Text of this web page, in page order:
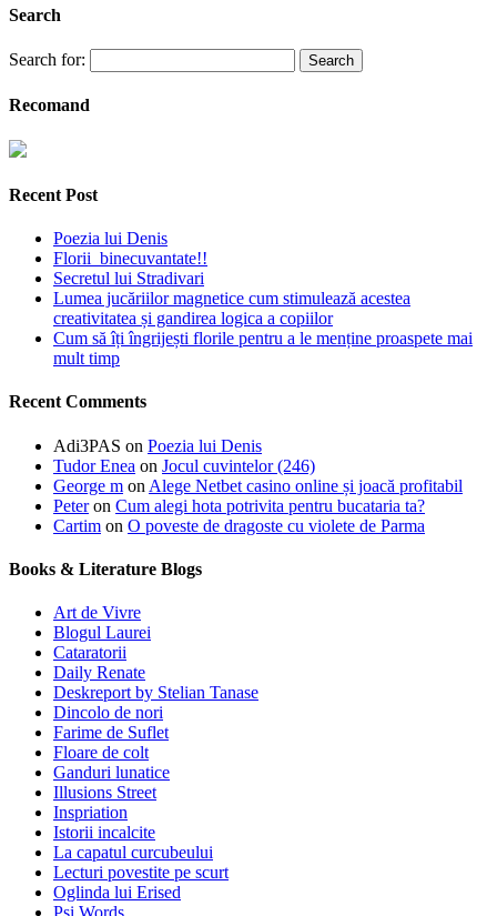
Search
Search for:
Recomand
Recent Post
Poezia lui Denis
Florii binecuvantate!!
Secretul lui Stradivari
Lumea jucăriilor magnetice cum stimulează acestea
creativitatea și gandirea logica a copiilor
Cum să îți îngrijești florile pentru a le menține proaspete mai
mult timp
Recent Comments
Adi3PAS on Poezia lui Denis
Tudor Enea on Jocul cuvintelor (246)
George m on Alege Netbet casino online și joacă profitabil
Peteron Cum alegi hota potrivita pentru bucataria ta?
Cartim on O poveste de dragoste cu violete de Parma
Books & Literature Blogs
Art de Vivre
Blogul Laurei
Cataratorii
Daily Renate
Deskreport by Stelian Tanase
Dincolo de nori
Farime de Suflet
Floare de colt
Ganduri lunatice
Illusions Street
Inspriation
Istorii incalcite
La capatul curcubeului
Lecturi povestite pe scurt
Oglinda lui Erised